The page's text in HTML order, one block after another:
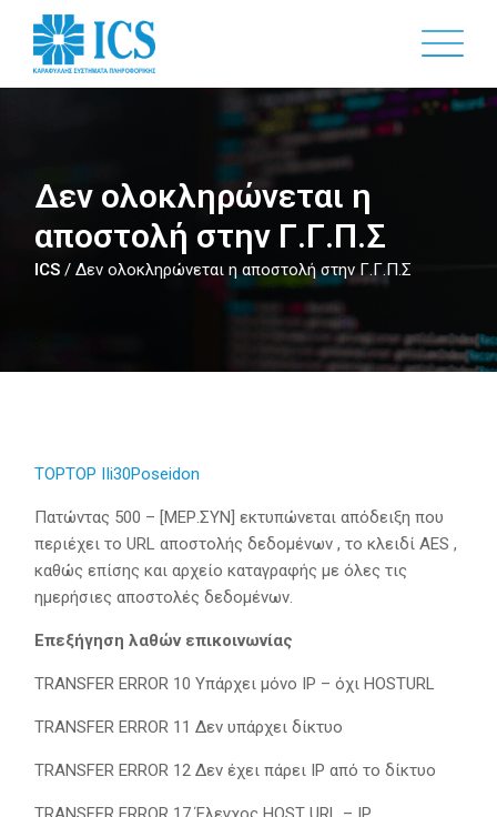
Skip
main
Δεν ολοκληρώνεται η
αποστολή στην Γ.Γ.Π.Σ
ICS /Δεν ολοκληρώνεται η αποστολή στην Γ.Γ.Π.Σ
TOPTOP IIi30Poseidon
Πατώντας 500 – [ΜΕΡ.ΣΥΝ] εκτυπώνεται απόδειξη που
περιέχει το URL αποστολής δεδομένων , το κλειδί ΑΕS ,
καθώς επίσης και αρχείο καταγραφής με όλες τις
ημερήσιες αποστολές δεδομένων.
Επεξήγηση λαθών επικοινωνίας
TRANSFER ERROR 10 Υπάρχει μόνο IP – όχι HOSTURL
TRANSFER ERROR 11 Δεν υπάρχει δίκτυο
TRANSFER ERROR 12 Δεν έχει πάρει IP από το δίκτυο